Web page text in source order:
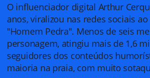
O influenciador digital Arthur
anos, viralizou nas redes sociais
"Homem Pedra". Menos de seis
personagem, atingiu mais de 1,6
seguidores dos conteúdos
maioria na praia, com muito